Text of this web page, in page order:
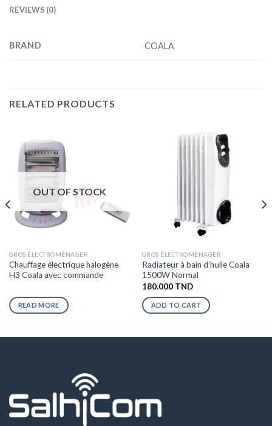
REVIEWS (0)
BRAND COALA
RELATED PRODUCTS
OUT OF STOCK
GROS ÉLECTROMÉNAGER
Chauffage électrique halogène
H3 Coala avec commande
READ MORE
GROS ÉLECTROMÉNAGER
Radiateur à bain d’huile Coala
1500W Normal
180.000 TND
ADD TO CART